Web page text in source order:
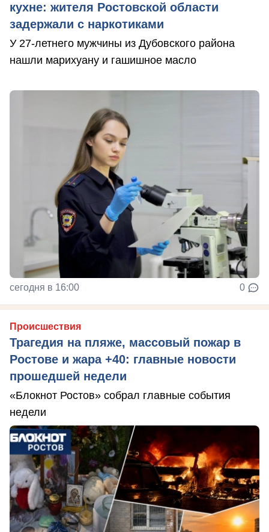
кухне: жителя Ростовской области
задержали с наркотиками
У 27-летнего мужчины из Дубовского района
нашли марихуану и гашишное масло
сегодня в 16:00 0
Происшествия
Трагедия на пляже, массовый пожар в
Ростове и жара +40: главные новости
прошедшей недели
«Блокнот Ростов» собрал главные события
недели